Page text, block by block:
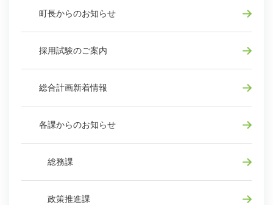
町長からのお知らせ
採用試験のご案内
総合計画新着情報
各課からのお知らせ
総務課
政策推進課